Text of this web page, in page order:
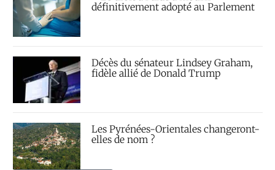
définitivement adopté au Parlement
Décès du sénateur Lindsey Graham,
fidèle allié de Donald Trump
Les Pyrénées-Orientales changeront-
elles de nom ?